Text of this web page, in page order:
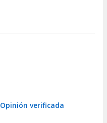
Opinión verificada